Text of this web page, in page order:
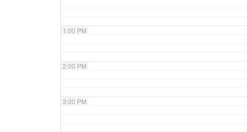
1:00 PM
2:00 PM
3:00 PM